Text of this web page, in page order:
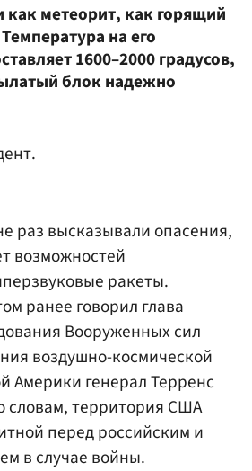
как метеорит, как горящий
на его
1600–2000 градусов,
блок надежно
раз высказывали опасения,
возможностей
ракеты.
ранее говорил глава
Вооруженных сил
воздушно-космической
Америки генерал Терренс
словам, территория США
перед российским и
в случае войны.